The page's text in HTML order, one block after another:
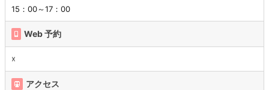
15：00～17：00
Web 予約
☓
アクセス